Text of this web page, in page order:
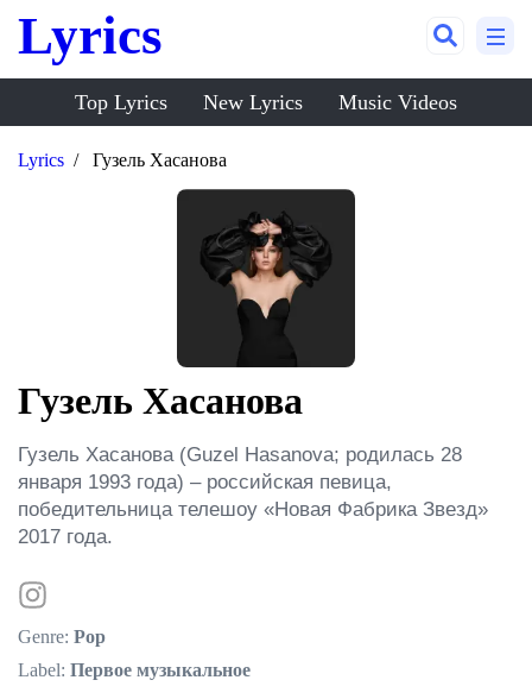
Lyrics
Top Lyrics New Lyrics Music Videos
Lyrics Гузель Хасанова
Гузель Хасанова
Гузель Хасанова (Guzel Hasanova; родилась 28
января 1993 года) – российская певица,
победительница телешоу «Новая Фабрика Звезд»
2017 года.
Genre: Pop
Label: Первое музыкальное